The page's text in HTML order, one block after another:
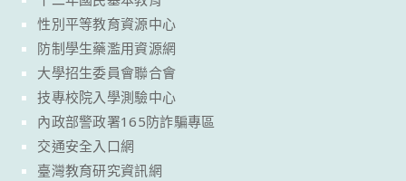
性別平等教育資源中心
防制學生藥濫用資源網
大學招生委員會聯合會
技專校院入學測驗中心
內政部警政署165防詐騙專區
交通安全入口網
臺灣教育研究資訊網